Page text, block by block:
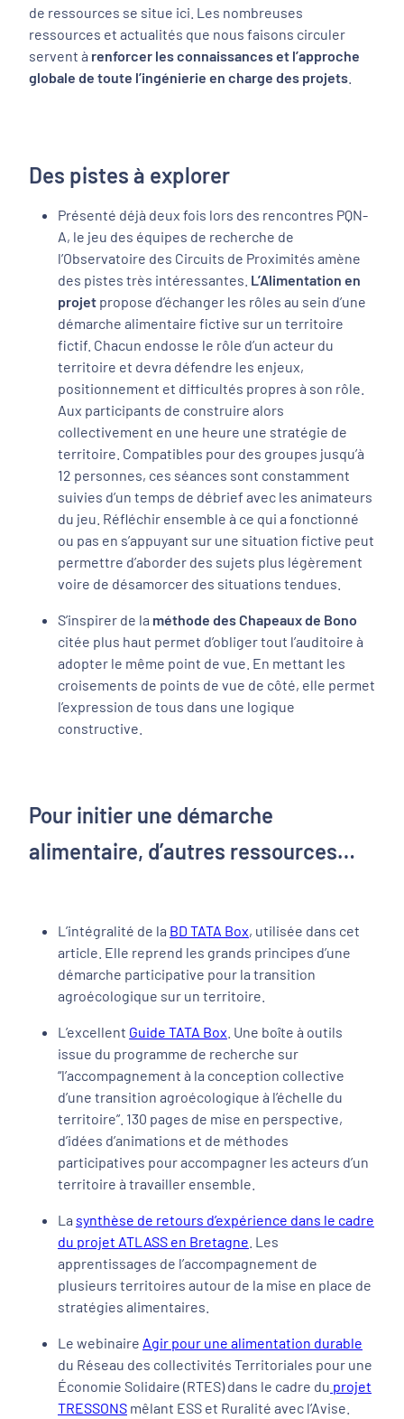
de ressources se situe ici. Les nombreuses
ressources et actualités que nous faisons circuler
servent à renforcer les connaissances et l’approche
globale de toute l’ingénierie en charge des projets
Des pistes à explorer
Présenté déjà deux fois lors des rencontres PQN-
A, le jeu des équipes de recherche de
l’Observatoire des Circuits de Proximités amène
des pistes très intéressantes. L’Alimentation en
projet propose d’échanger les rôles au sein d’une
démarche alimentaire fictive sur un territoire
fictif. Chacun endosse le rôle d’un acteur du
territoire et devra défendre les enjeux,
positionnement et difficultés propres à son rôle.
Aux participants de construire alors
collectivement en une heure une stratégie de
territoire. Compatibles pour des groupes jusqu’à
12 personnes, ces séances sont constamment
suivies d’un temps de débrief avec les animateurs
du jeu. Réfléchir ensemble à ce qui a fonctionné
ou pas en s’appuyant sur une situation fictive peut
permettre d’aborder des sujets plus légèrement
voire de désamorcer des situations tendues.
S’inspirer de la méthode des Chapeaux de Bono
citée plus haut permet d’obliger tout l’auditoire à
adopter le même point de vue. En mettant les
croisements de points de vue de côté, elle permet
l’expression de tous dans une logique
constructive.
Pour initier une démarche
alimentaire, d’autres ressources…
L’intégralité de la BD TATA Box, utilisée dans cet
article. Elle reprend les grands principes d’une
démarche participative pour la transition
agroécologique sur un territoire.
L’excellent Guide TATA Box . Une boîte à outils
issue du programme de recherche sur
“l’accompagnement à la conception collective
d’une transition agroécologique à l’échelle du
territoire”. 130 pages de mise en perspective,
d’idées d’animations et de méthodes
participatives pour accompagner les acteurs d’un
territoire à travailler ensemble.
La synthèse de retours d’expérience dans le cadre
du projet ATLASS en Bretagne . Les
apprentissages de l’accompagnement de
plusieurs territoires autour de la mise en place de
stratégies alimentaires.
Le webinaire Agir pour une alimentation durable
du Réseau des collectivités Territoriales pour une
Économie Solidaire (RTES) dans le cadre du projet
TRESSONS mêlant ESS et Ruralité avec l’Avise.